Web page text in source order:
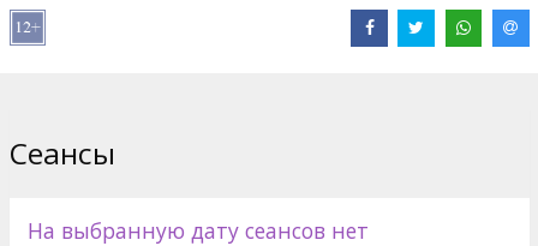
В ролях:
Benoît Magimel,Pierre Gagnaire ,Jan
Hammenecker
Сеансы
На выбранную дату сеансов нет